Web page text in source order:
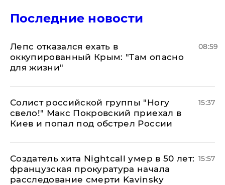
Последние новости
Лепс отказался ехать в
оккупированный Крым: "Там опасно
для жизни"
08:59
Солист российской группы "Ногу
свело!" Макс Покровский приехал в
Киев и попал под обстрел России
15:37
Создатель хита Nightcall умер в 50 лет:
французская прокуратура начала
расследование смерти Kavinsky
15:57